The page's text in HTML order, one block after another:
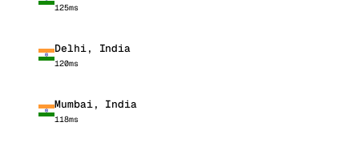
125ms
Delhi, India
120ms
Mumbai, India
118ms